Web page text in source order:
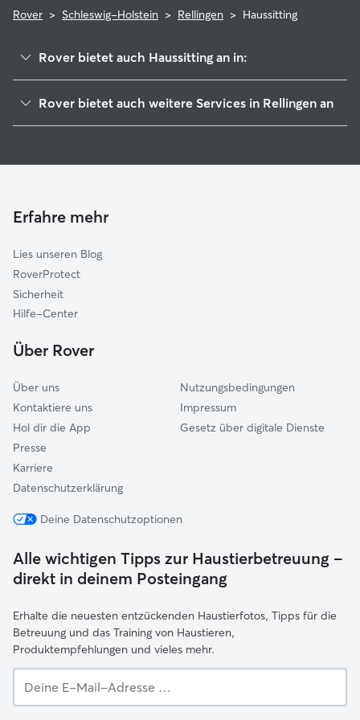
Rover > Schleswig-Holstein > Rellingen > Haussitting
Rover bietet auch Haussitting an in:
Schenefeld (Pinneberg)
Norderstedt
Moorrege
Rantzau
Ellerau
Haseldorf
Rover bietet auch weitere Services in Rellingen an
Gassi-Service in Rellingen
Erfahre mehr
Lies unseren Blog
RoverProtect
Sicherheit
Hilfe-Center
Über Rover
Über uns
Kontaktiere uns
Hol dir die App
Presse
Karriere
Datenschutzerklärung
Nutzungsbedingungen
Impressum
Gesetz über digitale Dienste
Deine Datenschutzoptionen
Alle wichtigen Tipps zur Haustierbetreuung –
direkt in deinem Posteingang
Erhalte die neuesten entzückenden Haustierfotos, Tipps für die
Betreuung und das Training von Haustieren,
Produktempfehlungen und vieles mehr.
E-